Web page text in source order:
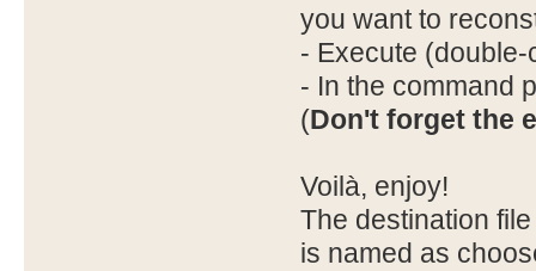
you want to
- Execute
- In the command
(Don't forget the
Voilà, enjoy!
The destination
is named as